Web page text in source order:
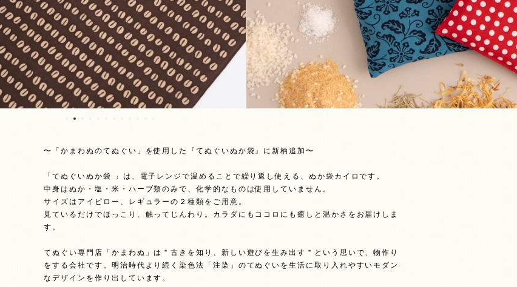
〜「かまわぬのてぬぐい」を使用した『てぬぐいぬか袋』に新柄追加〜
「てぬぐいぬか袋 」は、電子レンジで温めることで繰り返し使える、ぬか袋カイロです。
中身はぬか・塩・米・ハーブ類のみで、化学的なものは使用していません。
サイズはアイピロー、レギュラーの２種類をご用意。
見ているだけでほっこり、触ってじんわり。カラダにもココロにも癒しと温かさをお届けしま
す。
てぬぐい専門店「かまわぬ」は＂古きを知り、新しい遊びを生み出す＂という思いで、物作り
をする会社です。明治時代より続く染色法「注染」のてぬぐいを生活に取り入れやすいモダン
なデザインを作り出しています。